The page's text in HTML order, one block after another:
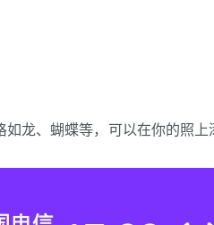
龙、蝴蝶等，可以在你的照